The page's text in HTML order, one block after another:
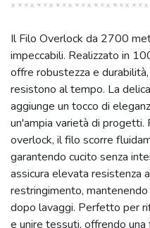
Il Filo Overlock da 2700
impeccabili. Realizzato in
offre robustezza e
resistono al tempo. La
aggiunge un tocco di
un'ampia varietà di
overlock, il filo scorre
garantendo cucito senza
assicura elevata resistenza
restringimento,
dopo lavaggi. Perfetto per
e unire tessuti, offrendo